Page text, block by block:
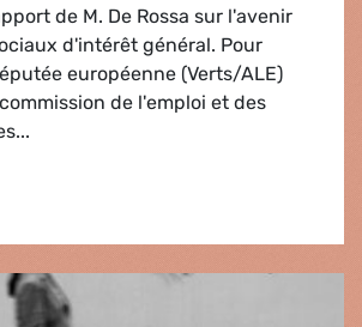
de M. De Rossa sur l'avenir
d'intérêt général. Pour
européenne (Verts/ALE)
de l'emploi et des
services sociaux d'intérêt général